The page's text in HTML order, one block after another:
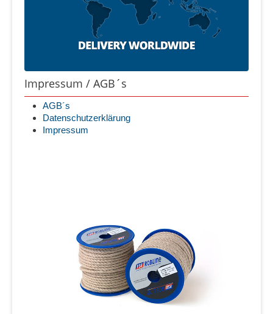
Impressum / AGB´s
AGB´s
Datenschutzerklärung
Impressum